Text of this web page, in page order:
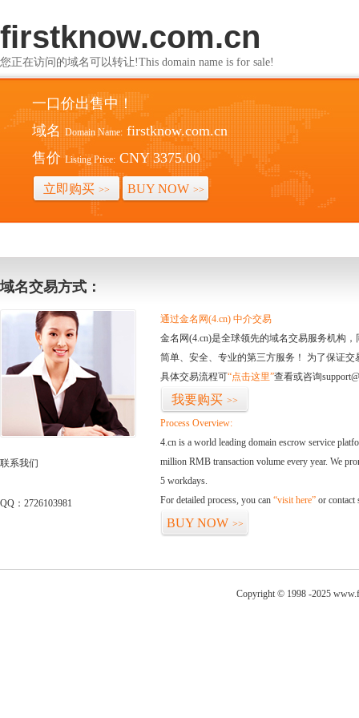
firstknow.com.cn
您正在访问的域名可以转让!This domain name is for sale!
一口价出售中！
域名 Domain Name: firstknow.com.cn
售价 Listing Price: CNY 3375.00
立即购买 >> BUY NOW >>
域名交易方式：
联系我们
QQ：2726103981
通过金名网(4.cn) 中介交易
金名网(4.cn)是全球领先的域名交易服务机构
简单、安全、专业的第三方服务！ 为了保证
具体交易流程可“点击这里”查看或咨询
我要购买 >>
Process Overview:
4.cn is a world leading domain escrow service
million RMB transaction volume every year. We
5 workdays.
For detailed process, you can “visit here” or contact
BUY NOW >>
Copyright © 1998 -2025